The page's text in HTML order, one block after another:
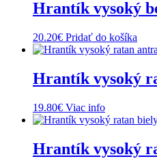
Hrantík vysoký
20.20€ Pridať do košíka
Hrantík vysoký
19.80€ Viac info
Hrantík vysoký